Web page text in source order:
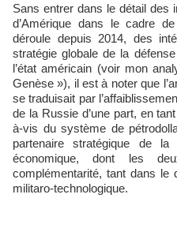
Sans entrer dans le détail des
d’Amérique dans le cadre
déroule depuis 2014, des
stratégie globale de la
l’état américain (voir mon
Genèse »), il est à noter que
se traduisait par
de la Russie d’une part, en
à-vis du système de
partenaire stratégique de
économique, dont les
complémentarité, tant dans le
militaro-technologique.